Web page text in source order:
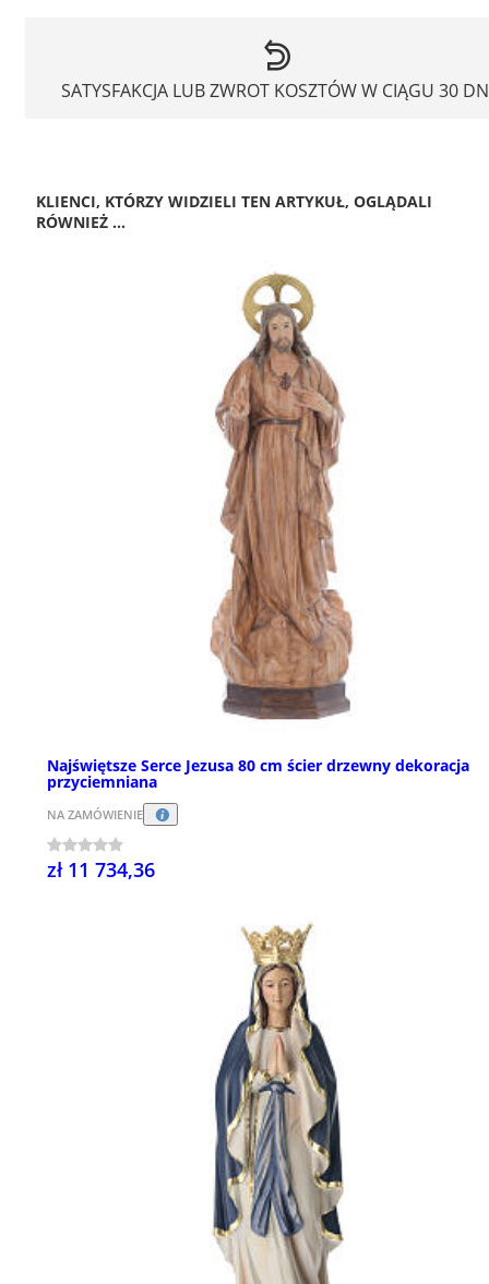
SATYSFAKCJA LUB ZWROT KOSZTÓW W CIĄGU 30
KLIENCI, KTÓRZY WIDZIELI TEN ARTYKUŁ, OGLĄDALI
RÓWNIEŻ ...
Najświętsze Serce Jezusa 80 cm ścier drzewny dekoracja
przyciemniana
NA ZAMÓWIENIE
zł 11 734,36